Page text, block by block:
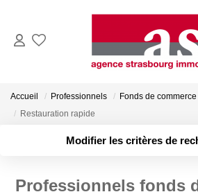
VENDRE
Estimez Votre Bien
Accueil Professionnels Fonds de commerce
Restauration rapide
Modifier les critères de
Type de bien
Professionnels fonds